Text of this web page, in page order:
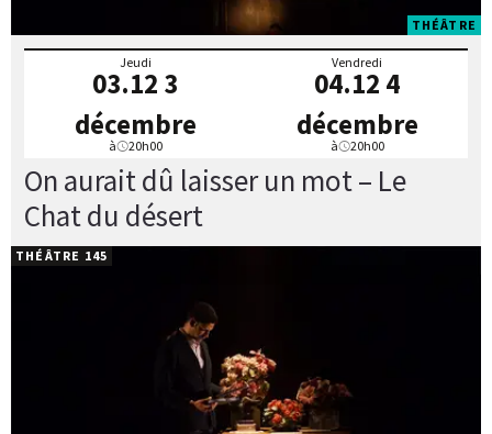
On aurait dû laisser un mot – Le
Chat du désert
Jeudi
03.12 3
décembre
à 20h00
Vendredi
04.12 4
décembre
à 20h00
THÉÂTRE
THÉÂTRE 145